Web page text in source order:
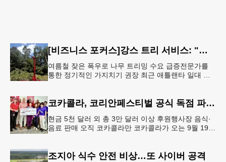
[비즈니스 포커스]강스 트리 서비스: "강풍에 부러질라"… 여름철 주택가 수목 관리 '비상'
여름철 잦은 폭우로 나무 트리밍 수요 급증전문가를
통한 정기적인 가지치기 권장 최근 애틀랜타 일대 주
코카콜라, 코리안페스티벌 공식 독점 파트너 참여
현금 5천 달러 외 총 3만 달러 이상 후원행사장 음식·
음료 판매 오직 코카콜라만 코카콜라가 오는 9월 19-
조지아 식수 안전 비상…또 사이버 공격